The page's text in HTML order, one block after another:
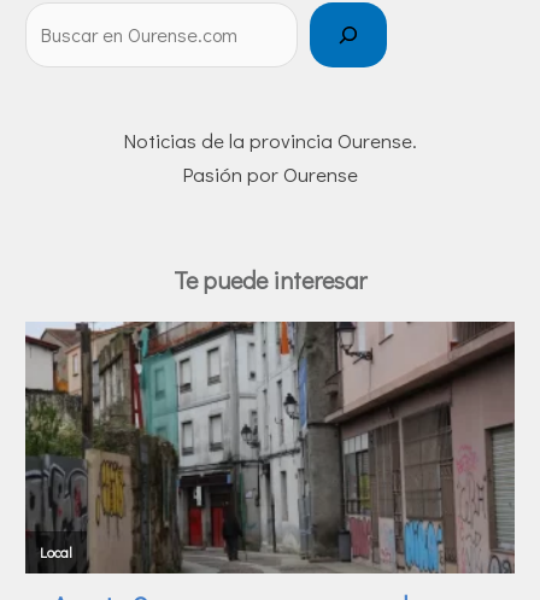
Noticias de la provincia Ourense.
Pasión por Ourense
Te puede interesar